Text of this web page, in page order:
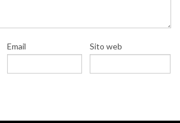
Email Sito web